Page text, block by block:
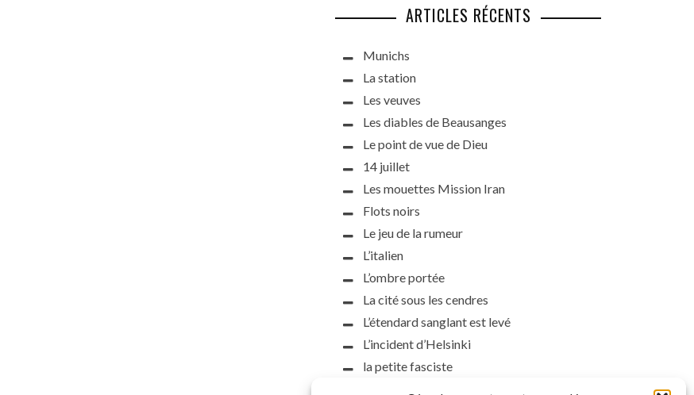
ARTICLES RÉCENTS
Munichs
La station
Les veuves
Les diables de Beausanges
Le point de vue de Dieu
14 juillet
Les mouettes Mission Iran
Flots noirs
Le jeu de la rumeur
L’italien
L’ombre portée
La cité sous les cendres
L’étendard sanglant est levé
L’incident d’Helsinki
la petite fasciste